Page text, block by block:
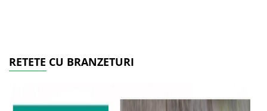
RETETE CU BRANZETURI